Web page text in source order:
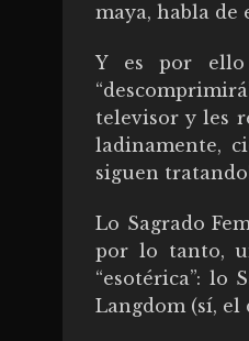
maya, habla de
Y es por ello
televisor y les
ladinamente,
siguen
Lo Sagrado
por lo tanto,
“esotérica”:
Langdom (sí, el